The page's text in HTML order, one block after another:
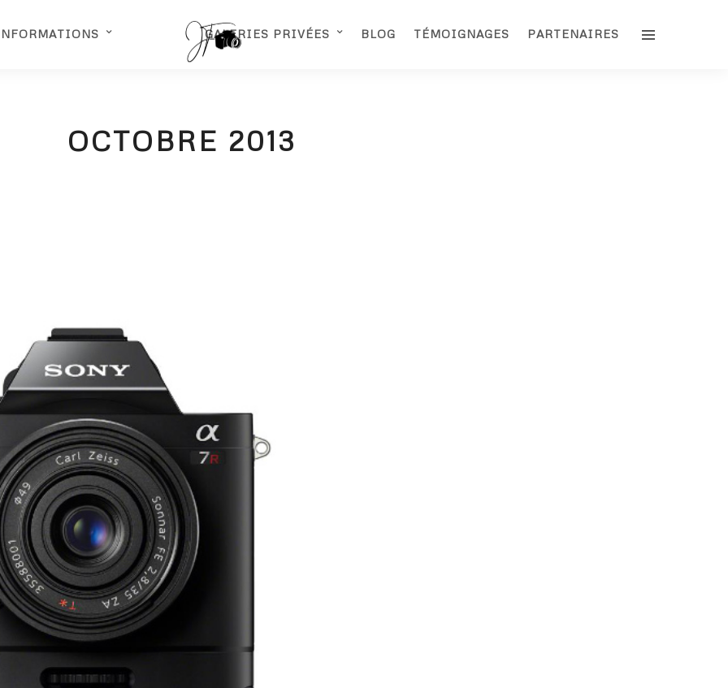
GALERIES PRIVÉES BLOG TÉMOIGNAGES PARTENAIRES
OCTOBRE 2013